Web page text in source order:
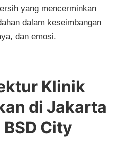
yang mencerminkan
dalam keseimbangan
dan emosi.
Klinik
di Jakarta
BSD City